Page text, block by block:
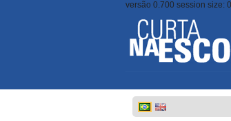
versão 0.700 session size: